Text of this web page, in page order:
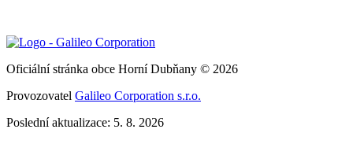
Oficiální stránka obce Horní Dubňany © 2026
Provozovatel Galileo Corporation s.r.o.
Poslední aktualizace: 5. 8. 2026